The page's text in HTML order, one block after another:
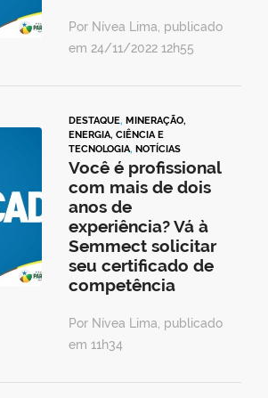
Por Nívea Lima, publicado
em 24/11/2022 12h55
DESTAQUE, MINERAÇÃO,
ENERGIA, CIÊNCIA E
TECNOLOGIA, NOTÍCIAS
Você é profissional
com mais de dois
anos de
experiência? Vá à
Semmect solicitar
seu certificado de
competência
Por Nívea Lima, publicado
em 11h34